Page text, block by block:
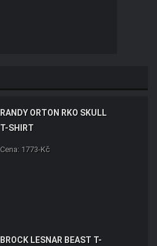
RANDY ORTON RKO SKULL
T-SHIRT
Cena: 1773-Kč
BROCK LESNAR BEAST T-